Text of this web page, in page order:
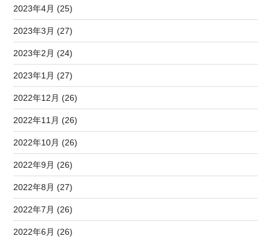
2023年4月 (25)
2023年3月 (27)
2023年2月 (24)
2023年1月 (27)
2022年12月 (26)
2022年11月 (26)
2022年10月 (26)
2022年9月 (26)
2022年8月 (27)
2022年7月 (26)
2022年6月 (26)